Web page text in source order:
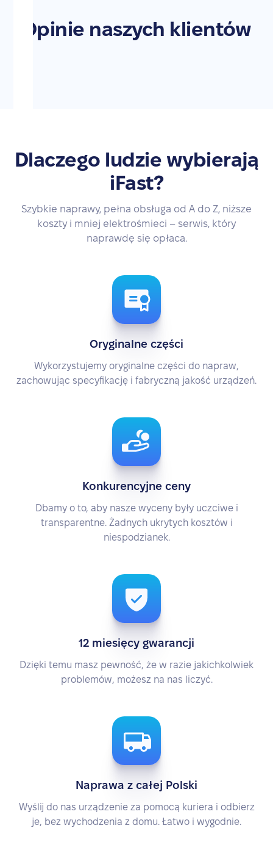
Opinie naszych klientów
Dlaczego ludzie wybierają
iFast?
Szybkie naprawy, pełna obsługa od A do Z, niższe
koszty i mniej elektrośmieci – serwis, który
naprawdę się opłaca.
Oryginalne części
Wykorzystujemy oryginalne części do napraw,
zachowując specyfikację i fabryczną jakość urządzeń.
Konkurencyjne ceny
Dbamy o to, aby nasze wyceny były uczciwe i
transparentne. Żadnych ukrytych kosztów i
niespodzianek.
12 miesięcy gwarancji
Dzięki temu masz pewność, że w razie jakichkolwiek
problemów, możesz na nas liczyć.
Naprawa z całej Polski
Wyślij do nas urządzenie za pomocą kuriera i odbierz
je, bez wychodzenia z domu. Łatwo i wygodnie.